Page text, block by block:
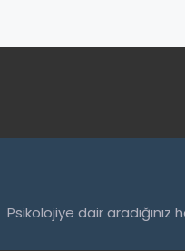
Psikolojiye dair aradığınız